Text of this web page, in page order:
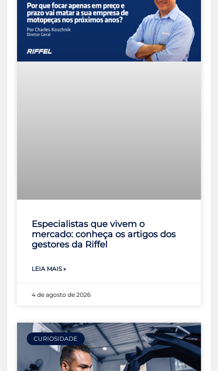
Especialistas que vivem o
mercado: conheça os artigos dos
gestores da Riffel
LEIA MAIS »
4 de agosto de 2026
CURIOSIDADE